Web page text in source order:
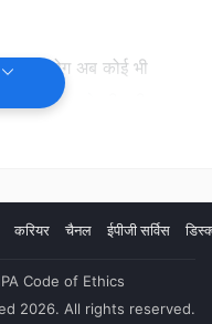
है. लोग अब कोई भी
काम करने की स्पीड,
परपज़ यानी एक से ज्यादा
किचन में काफी काम आ रहे
करियर चैनल ईपीजी सर्विस
Code of Ethics
2026. All rights reserved.